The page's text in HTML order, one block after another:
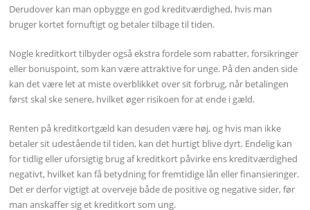
Derudover kan man opbygge en god kreditværdighed, hvis man
bruger kortet fornuftigt og betaler tilbage til tiden.
Nogle kreditkort tilbyder også ekstra fordele som rabatter, forsikringer
eller bonuspoint, som kan være attraktive for unge. På den anden side
kan det være let at miste overblikket over sit forbrug, når betalingen
først skal ske senere, hvilket øger risikoen for at ende i gæld.
Renten på kreditkortgæld kan desuden være høj, og hvis man ikke
betaler sit udestående til tiden, kan det hurtigt blive dyrt. Endelig kan
for tidlig eller uforsigtig brug af kreditkort påvirke ens kreditværdighed
negativt, hvilket kan få betydning for fremtidige lån eller finansieringer.
Det er derfor vigtigt at overveje både de positive og negative sider, før
man anskaffer sig et kreditkort som ung.